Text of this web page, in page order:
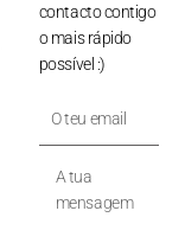
contacto contigo
o mais rápido
possível :)
teu
mensagem